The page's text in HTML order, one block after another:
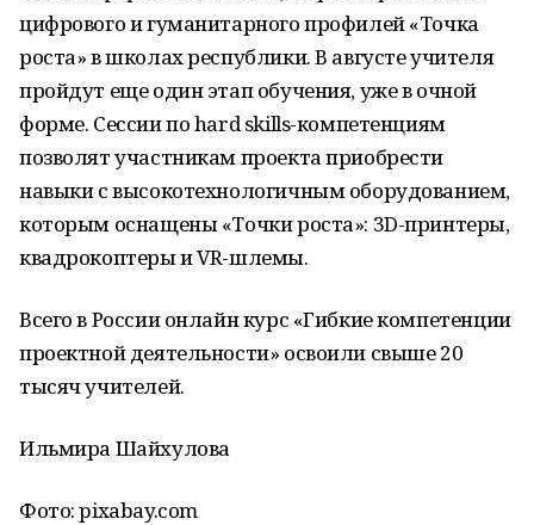
цифрового и гуманитарного профилей «Точка
роста» в школах республики. В августе учителя
пройдут еще один этап обучения, уже в очной
форме. Сессии по hard skills-компетенциям
позволят участникам проекта приобрести
навыки с высокотехнологичным оборудованием,
которым оснащены «Точки роста»: 3D-принтеры,
квадрокоптеры и VR-шлемы.
Всего в России онлайн курс «Гибкие компетенции
проектной деятельности» освоили свыше 20
тысяч учителей.
Ильмира Шайхулова
Фото: pixabay.com